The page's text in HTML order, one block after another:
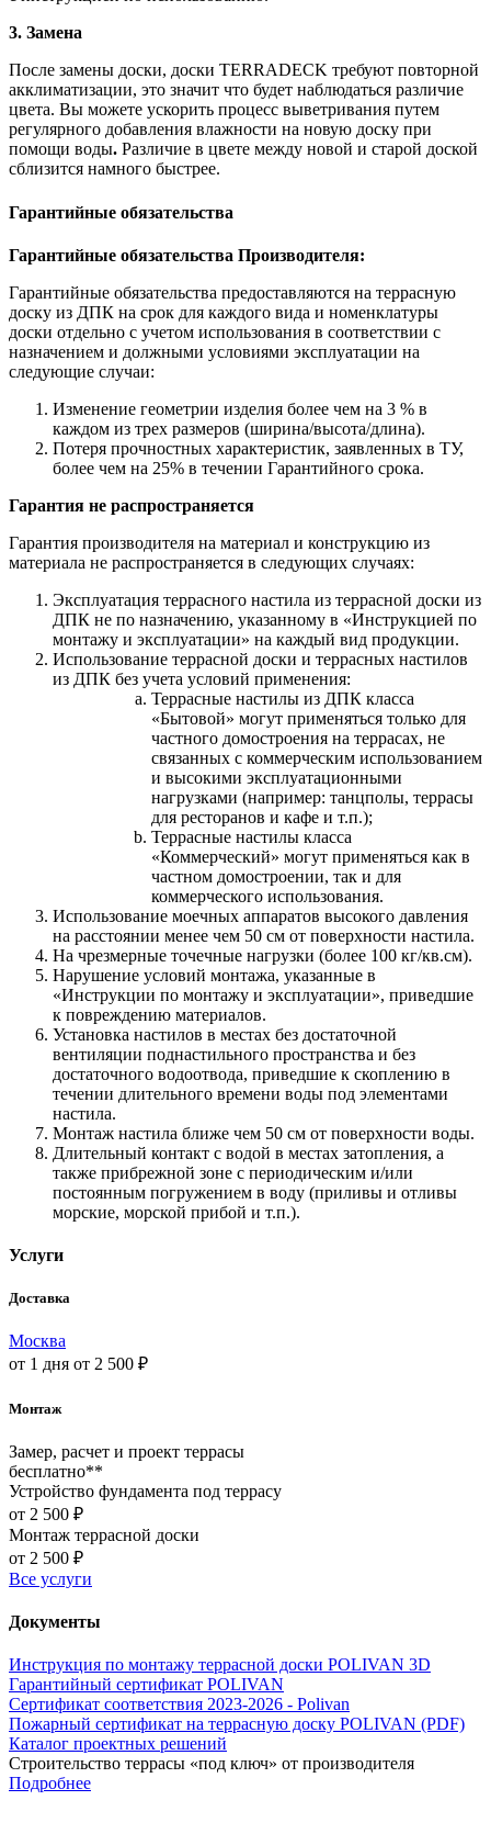
3. Замена
После замены доски, доски TERRADECK требуют повторной
акклиматизации, это значит что будет наблюдаться различие
цвета. Вы можете ускорить процесс выветривания путем
регулярного добавления влажности на новую доску при
помощи воды. Различие в цвете между новой и старой доской
сблизится намного быстрее.
Гарантийные обязательства
Гарантийные обязательства Производителя:
Гарантийные обязательства предоставляются на террасную
доску из ДПК на срок для каждого вида и номенклатуры
доски отдельно с учетом использования в соответствии с
назначением и должными условиями эксплуатации на
следующие случаи:
Изменение геометрии изделия более чем на 3 % в
каждом из трех размеров (ширина/высота/длина).
Потеря прочностных характеристик, заявленных в ТУ,
более чем на 25% в течении Гарантийного срока.
Гарантия не распространяется
Гарантия производителя на материал и конструкцию из
материала не распространяется в следующих случаях:
Эксплуатация террасного настила из террасной доски из
ДПК не по назначению, указанному в «Инструкцией по
монтажу и эксплуатации» на каждый вид продукции.
Использование террасной доски и террасных настилов
из ДПК без учета условий применения:
Террасные настилы из ДПК класса
«Бытовой» могут применяться только для
частного домостроения на террасах, не
связанных с коммерческим использованием
и высокими эксплуатационными
нагрузками (например: танцполы, террасы
для ресторанов и кафе и т.п.);
Террасные настилы класса
«Коммерческий» могут применяться как в
частном домостроении, так и для
коммерческого использования.
Использование моечных аппаратов высокого давления
на расстоянии менее чем 50 см от поверхности настила.
На чрезмерные точечные нагрузки (более 100 кг/кв.см).
Нарушение условий монтажа, указанные в
«Инструкции по монтажу и эксплуатации», приведшие
к повреждению материалов.
Установка настилов в местах без достаточной
вентиляции поднастильного пространства и без
достаточного водоотвода, приведшие к скоплению в
течении длительного времени воды под элементами
настила.
Монтаж настила ближе чем 50 см от поверхности воды.
Длительный контакт с водой в местах затопления, а
также прибрежной зоне с периодическим и/или
постоянным погружением в воду (приливы и отливы
морские, морской прибой и т.п.).
Услуги
Доставка
Москва
от 1 дня от 2 500 ₽
Монтаж
Замер, расчет и проект террасы
бесплатно**
Устройство фундамента под террасу
от 2 500 ₽
Монтаж террасной доски
от 2 500 ₽
Все услуги
Документы
Инструкция по монтажу террасной доски POLIVAN 3D
Гарантийный сертификат POLIVAN
Сертификат соответствия 2023-2026 - Polivan
Пожарный сертификат на террасную доску POLIVAN (PDF)
Каталог проектных решений
Строительство террасы «под ключ» от производителя
Подробнее